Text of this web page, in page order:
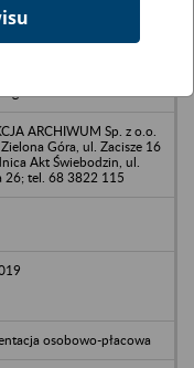
Hurtowe Alkoholi
ARCHIWUM Sp. z o.o.
Góra, ul. Zacisze 16
Akt Świebodzin, ul.
26; tel. 68 3822 115
osobowo-płacowa